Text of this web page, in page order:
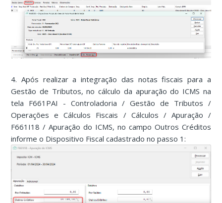
4. Após realizar a integração das notas fiscais para a
Gestão de Tributos, no cálculo da apuração do ICMS na
tela F661PAI - Controladoria / Gestão de Tributos /
Operações e Cálculos Fiscais / Cálculos / Apuração /
F661I18 / Apuração do ICMS, no campo Outros Créditos
informe o Dispositivo Fiscal cadastrado no passo 1: